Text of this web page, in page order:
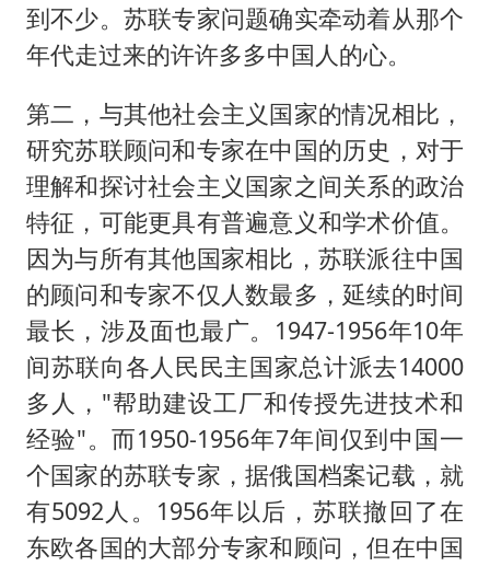
到不少。苏联专家问题确实牵动着从那个
年代走过来的许许多多中国人的心。
第二，与其他社会主义国家的情况相比，
研究苏联顾问和专家在中国的历史，对于
理解和探讨社会主义国家之间关系的政治
特征，可能更具有普遍意义和学术价值。
因为与所有其他国家相比，苏联派往中国
的顾问和专家不仅人数最多，延续的时间
最长，涉及面也最广。1947-1956年10年
间苏联向各人民民主国家总计派去14000
多人，"帮助建设工厂和传授先进技术和
经验"。而1950-1956年7年间仅到中国一
个国家的苏联专家，据俄国档案记载，就
有5092人。1956年以后，苏联撤回了在
东欧各国的大部分专家和顾问，但在中国